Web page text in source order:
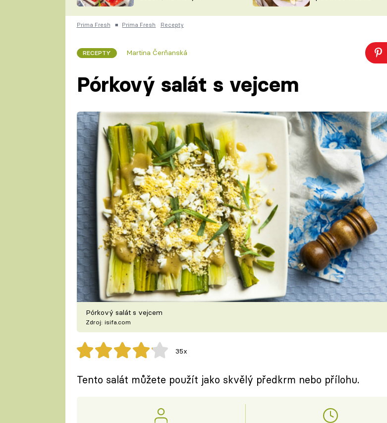
ČESKO NA TALÍŘI
KUCHAŘKA
VYCHYTÁVKY
Prima Fresh ■ Prima Fresh Recepty
RECEPTY Martina Čerňanská
Pórkový salát s vejcem
Pórkový salát s vejcem
Zdroj: isifa.com
35x
Tento salát můžete použít jako skvělý předkrm nebo přílohu.